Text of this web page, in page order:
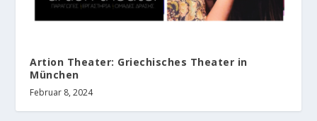
Artion Theater: Griechisches Theater in
München
Februar 8, 2024